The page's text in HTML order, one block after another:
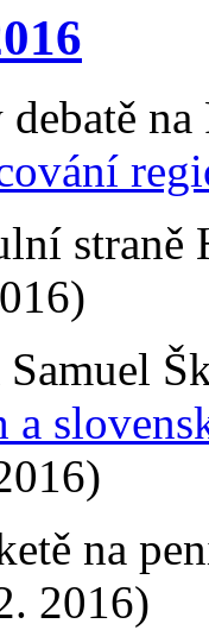
straně
a
na
2016)